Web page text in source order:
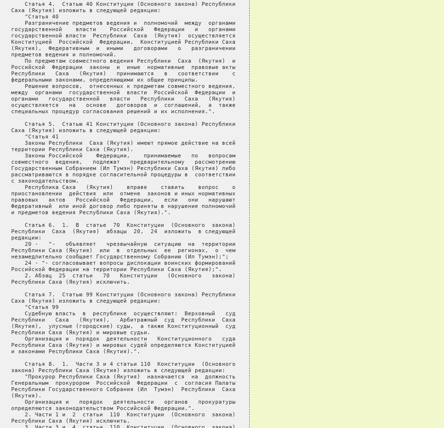
       Статья 4.  Статью 40 Конституции (Основного закона) Республики
   Саха (Якутия) изложить в следующей редакции:
       "Статья 40
       Разграничение предметов ведения и  полномочий  между  органами
   государственной    власти    Российской   Федерации   и   органами
   государственной власти  Республики  Саха  (Якутия)  осуществляется
   Конституцией  Российской  Федерации,  Конституцией Республики Саха
   (Якутия),  Федеративным  и  иными   договорами   о   разграничении
   предметов ведения и полномочий.
       По предметам совместного ведения Республики  Саха  (Якутия)  и
   Российской  Федерации  законы  и  иные  нормативные  правовые акты
   Республики   Саха   (Якутия)   принимаются   в   соответствии    с
   федеральными законами, определяющими их общие принципы.
       Решение вопросов,  отнесенных к предметам совместного ведения,
   между  органами  государственной  власти  Российской  Федерации  и
   органами   государственной   власти   Республики   Саха   (Якутия)
   осуществляется   на   основе   договоров  и  соглашений,  а  также
   специальных процедур согласования решений и их исполнения.".
       Статья 5.  Статью 41 Конституции (Основного закона) Республики
   Саха (Якутия) изложить в следующей редакции:
       "Статья 41
       Законы Республики  Саха (Якутия) имеют прямое действие на всей
   территории Республики Саха (Якутия).
       Законы Российской    Федерации,    принимаемые   по   вопросам
   совместного  ведения,   подлежат   предварительному   рассмотрению
   Государственным Собранием (Ил Тумэн) Республики Саха (Якутия) либо
   рассматриваются в порядке согласительной процедуры в  соответствии
   с законодательством.
       Республика Саха   (Якутия)    вправе    ставить    вопрос    о
   приостановлении  действия  или  отмене  законов и иных нормативных
   правовых   актов   Российской   Федерации,   если   они   нарушают
   Федеративный  или иной договор либо приняты в нарушение полномочий
   и предметов ведения Республики Саха (Якутия).".
       Статья 6.  1.  В  статье  70  Конституции  (Основного  закона)
   Республики  Саха  (Якутия)  абзацы  20,  24  изложить  в следующей
   редакции:
       20 -   "-   объявляет   чрезвычайную  ситуацию  на  территории
   Республики Саха (Якутия)  или  в  отдельных  ее  регионах,  о  чем
   незамедлительно сообщает Государственному Собранию (Ил Тумэн);";
       24 - "- согласовывает вопросы дислокации воинских формирований
   Российской Федерации на территории Республики Саха (Якутия);".
       2. Абзац  25  статьи   70   Конституции   (Основного   закона)
   Республики Саха (Якутия) исключить.
       Статья 7.  Статью 99 Конституции (Основного закона) Республики
   Саха (Якутия) изложить в следующей редакции:
       "Статья 99
       Судебную власть  в  республике  осуществляют:  Верховный   суд
   Республики   Саха   (Якутия),   Арбитражный  суд  Республики  Саха
   (Якутия),  улусные (городские) суды,  а также Конституционный  суд
   Республики Саха (Якутия) и мировые судьи.
       Организация и  порядок  деятельности   Конституционного   суда
   Республики Саха (Якутия) и мировых судей определяются Конституцией
   и законами Республики Саха (Якутия).".
       Статья 8.  1.  Части 3 и 4 статьи 110  Конституции  (Основного
   закона) Республики Саха (Якутия) изложить в следующей редакции:
       "Прокурор Республики Саха (Якутия)  назначается  на  должность
   Генеральным  прокурором  Российской  Федерации  с  согласия Палаты
   Республики Государственного Собрания (Ил  Тумэн)  Республики  Саха
   (Якутия).
       Организация и   порядок   деятельности   органов   прокуратуры
   определяются законодательством Российской Федерации.".
       2. Части 1 и  2  статьи  110  Конституции  (Основного  закона)
   Республики Саха (Якутия) исключить.